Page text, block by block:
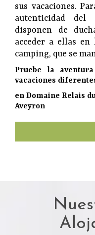
sus vacaciones.
autenticidad del
disponen de
acceder a ellas
camping, que se
Pruebe la
vacaciones
en Domaine Relais
Aveyron